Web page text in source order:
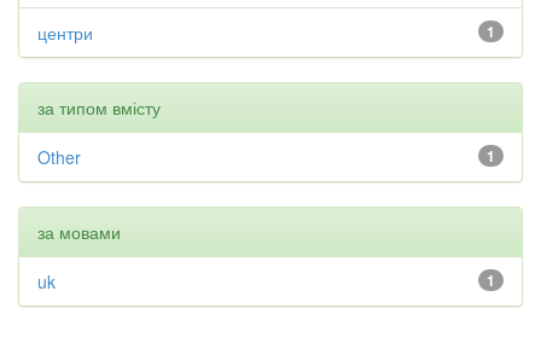
1
центри
за типом вмісту
1
Other
за мовами
1
uk